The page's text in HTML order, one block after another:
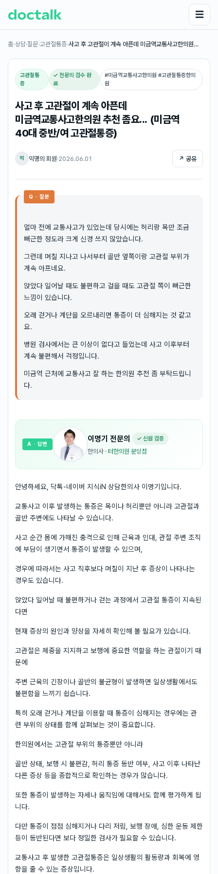
☰
홈›상담·질문›고관절통증›사고 후 고관절이 계속 아픈데 미금역교통사고한의원…
고관절통
증
✓ 전문의 검수 완
료
#미금역교통사고한의원 #고관절통증한의
원
사고 후 고관절이 계속 아픈데
미금역교통사고한의원 추천 좀요... (미금역
40대 중반/여 고관절통증)
익 익명의 회원·2026.06.01 ↗ 공유
Q · 질문
얼마 전에 교통사고가 있었는데 당시에는 허리랑 목만 조금
뻐근한 정도라 크게 신경 쓰지 않았습니다.
그런데 며칠 지나고 나서부터 골반 옆쪽이랑 고관절 부위가
계속 아프네요.
앉았다 일어날 때도 불편하고 걸을 때도 고관절 쪽이 뻐근한
느낌이 있습니다.
오래 걷거나 계단을 오르내리면 통증이 더 심해지는 것 같고
요.
병원 검사에서는 큰 이상이 없다고 들었는데 사고 이후부터
계속 불편해서 걱정입니다.
미금역 근처에 교통사고 잘 하는 한의원 추천 좀 부탁드립니
다.
이명기 전문의 ✓ 신원 검증
한의사 · 터한의원 분당점
A · 답변
안녕하세요, 닥톡-네이버 지식iN 상담한의사 이명기입니다.
교통사고 이후 발생하는 통증은 목이나 허리뿐만 아니라 고관절과
골반 주변에도 나타날 수 있습니다.
사고 순간 몸에 가해진 충격으로 인해 근육과 인대, 관절 주변 조직
에 부담이 생기면서 통증이 발생할 수 있으며,
경우에 따라서는 사고 직후보다 며칠이 지난 후 증상이 나타나는
경우도 있습니다.
앉았다 일어날 때 불편하거나 걷는 과정에서 고관절 통증이 지속된
다면
현재 증상의 원인과 양상을 자세히 확인해 볼 필요가 있습니다.
고관절은 체중을 지지하고 보행에 중요한 역할을 하는 관절이기 때
문에
주변 근육의 긴장이나 골반의 불균형이 발생하면 일상생활에서도
불편함을 느끼기 쉽습니다.
특히 오래 걷거나 계단을 이용할 때 통증이 심해지는 경우에는 관
련 부위의 상태를 함께 살펴보는 것이 중요합니다.
한의원에서는 고관절 부위의 통증뿐만 아니라
골반 상태, 보행 시 불편감, 허리 통증 동반 여부, 사고 이후 나타난
다른 증상 등을 종합적으로 확인하는 경우가 많습니다.
또한 통증이 발생하는 자세나 움직임에 대해서도 함께 평가하게 됩
니다.
다만 통증이 점점 심해지거나 다리 저림, 보행 장애, 심한 운동 제한
등이 동반된다면 보다 정밀한 검사가 필요할 수 있습니다.
교통사고 후 발생한 고관절통증은 일상생활의 활동량과 회복에 영
향을 줄 수 있는 증상입니다.